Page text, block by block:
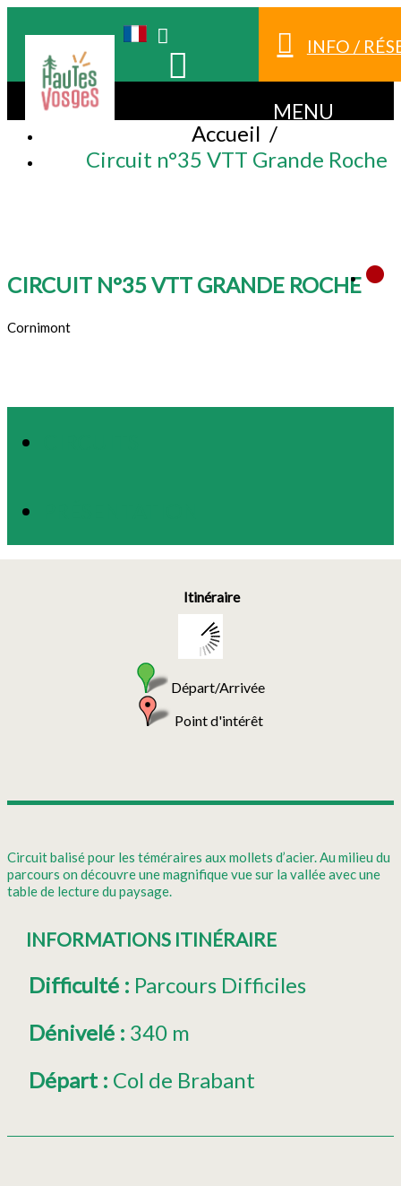
INFO /
MENU
Accueil /
Circuit n°35 VTT Grande Roche
CIRCUIT N°35 VTT GRANDE ROCHE
Cornimont
Itinéraire
Départ/Arrivée
Point d'intérêt
Circuit balisé pour les téméraires aux mollets d’acier. Au milieu du
parcours on découvre une magnifique vue sur la vallée avec une
table de lecture du paysage.
INFORMATIONS ITINÉRAIRE
Difficulté : Parcours Difficiles
Dénivelé : 340 m
Départ : Col de Brabant